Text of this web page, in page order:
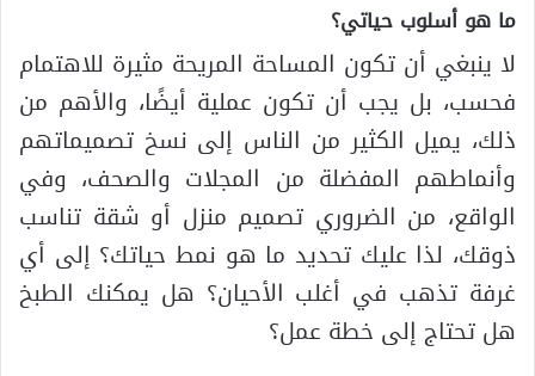
ما هو أسلوب حياتي؟
لا ينبغي أن تكون المساحة المريحة مثيرة للاهتمام
فحسب، بل يجب أن تكون عملية أيضًا، والأهم من
ذلك، يميل الكثير من الناس إلى نسخ تصميماتهم
وأنماطهم المفضلة من المجلات والصحف، وفي
الواقع، من الضروري تصميم منزل أو شقة تناسب
ذوقك، لذا عليك تحديد ما هو نمط حياتك؟ إلى أي
غرفة تذهب في أغلب الأحيان؟ هل يمكنك الطبخ
هل تحتاج إلى خطة عمل؟